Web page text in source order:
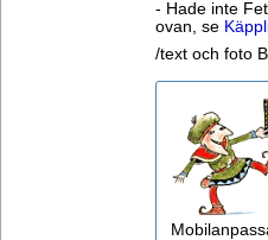
- Hade inte
ovan, se
/text och foto